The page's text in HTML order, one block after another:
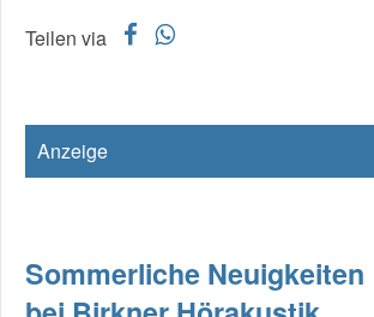
Teilen via f w
Anzeige
Sommerliche Neuigkeiten